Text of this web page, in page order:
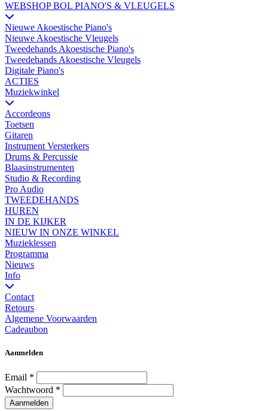
WEBSHOP BOL PIANO'S & VLEUGELS
Nieuwe Akoestische Piano's
Nieuwe Akoestische Vleugels
Tweedehands Akoestische Piano's
Tweedehands Akoestische Vleugels
Digitale Piano's
ACTIES
Muziekwinkel
Accordeons
Toetsen
Gitaren
Instrument Versterkers
Drums & Percussie
Blaasinstrumenten
Studio & Recording
Pro Audio
TWEEDEHANDS
HUREN
IN DE KIJKER
NIEUW IN ONZE WINKEL
Muzieklessen
Programma
Nieuws
Info
Contact
Retours
Algemene Voorwaarden
Cadeaubon
Aanmelden
Email *
Wachtwoord *
Aanmelden